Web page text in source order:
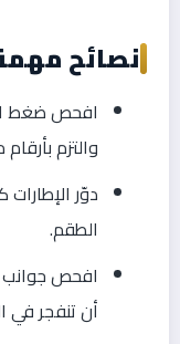
نصائح
افحص ضغط
والتزم
الطقم.
افحص جوانب
أن تنفجر في